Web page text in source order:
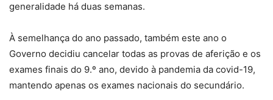
generalidade há duas semanas.
À semelhança do ano passado, também este ano o
Governo decidiu cancelar todas as provas de aferição e os
exames finais do 9.º ano, devido à pandemia da covid-19,
mantendo apenas os exames nacionais do secundário.